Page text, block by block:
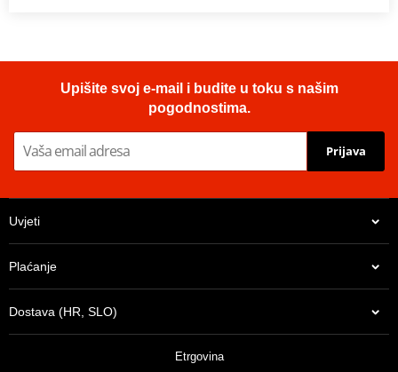
Upišite svoj e-mail i budite u toku s našim
pogodnostima.
Prijava
Uvjeti
Plaćanje
Dostava (HR, SLO)
Etrgovina